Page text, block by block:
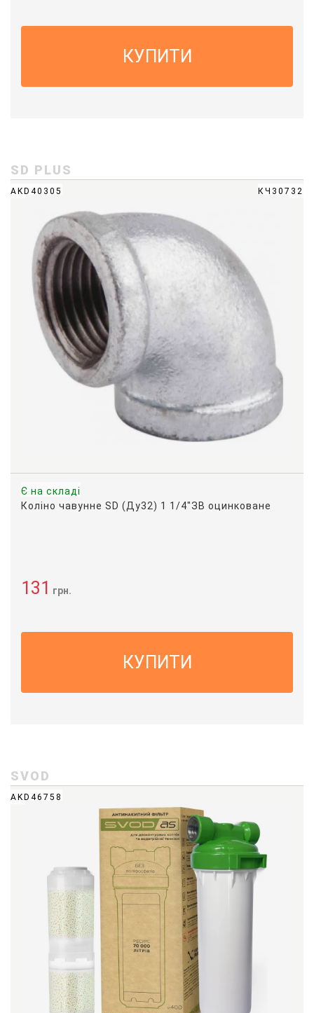
КУПИТИ
SD PLUS
AKD40305 КЧ30732
Є на складі
Коліно чавунне SD (Ду32) 1 1/4"ЗВ оцинковане
131 грн.
КУПИТИ
SVOD
AKD46758